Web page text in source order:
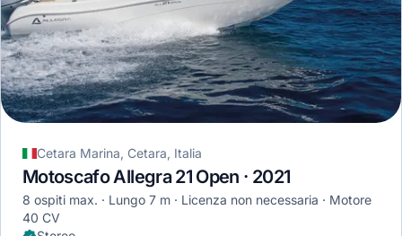
Cetara Marina, Cetara, Italia
Motoscafo Allegra 21 Open · 2021
8 ospiti max. Lungo 7 m Licenza non necessaria
Motore
40 CV